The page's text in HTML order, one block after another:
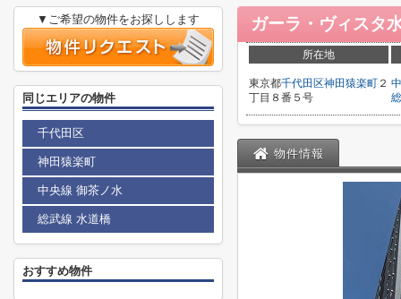
ガーラ・ヴィスタ
所在地
東京都千代田区神田猿楽町 ２
丁目８番５号
物件情報
▼ご希望の物件をお探しします
同じエリアの物件
千代田区
神田猿楽町
中央線 御茶ノ水
総武線 水道橋
おすすめ物件